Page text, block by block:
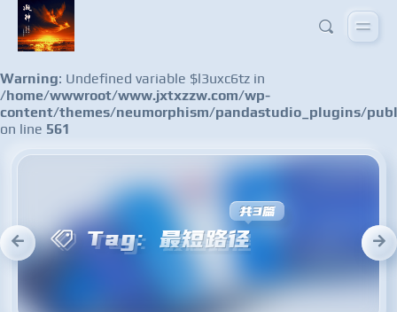
Warning: Undefined variable $l3uxc6tz in
/home/wwwroot/www.jxtxzzw.com/wp-
content/themes/neumorphism/pandastudio_plugins/
on line 561